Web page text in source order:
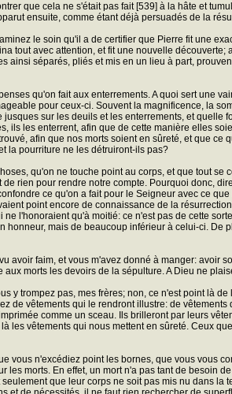
que cela ne s'était pas fait [539] à la hâte et
ensuite, comme étant déjà persuadés de la
le soin qu'il a de certifier que Pierre fit une
tout avec attention, et fit une nouvelle
séparés, pliés et mis en un lieu à part,
qu'on fait aux enterrements. A quoi sert une
pour ceux-ci. Souvent la magnificence, la
sur les deuils et les enterrements, et
les enterrent, afin que de cette manière elles
afin que nos morts soient en sûreté, et que
la pourriture ne les détruiront-ils pas?
qu'on ne touche point au corps, et que tout
rien pour rendre notre compte. Pourquoi donc,
ce qu'on a fait pour le Seigneur avec ce
point encore de connaissance de la
l'honoraient qu'à moitié: ce n'est pas de cette
mais de beaucoup inférieur à celui-ci. De
faim, et vous m'avez donné à manger: avoir
morts les devoirs de la sépulture. A Dieu ne
y trompez pas, mes frères; non, ce n'est point là
vêtements qui le rendront illustre: de
comme un sceau. Ils brilleront par leurs
vêtements qui nous mettent en sûreté. Ceux
n'excédiez point les bornes, que vous vous
morts. En effet, un mort n'a pas tant de besoin
que leur corps ne soit pas mis nu dans